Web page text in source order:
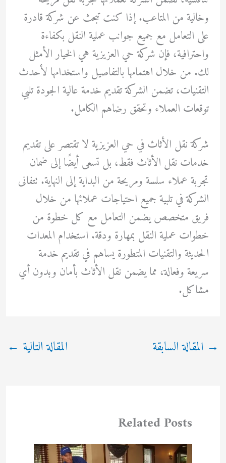
وخالية من المتاعب. إذا كنت تبحث عن شركة قادرة
على التعامل مع جميع جوانب عملية النقل بكفاءة
واحترافية، فإن شركة حي العزيزية هي الخيار الأمثل
لك. من خلال اهتمامها بالتفاصيل واستخدامها لأحدث
التقنيات، تضمن الشركة تقديم خدمة عالية الجودة تلبي
توقعات العملاء وتحقق رضاهم الكامل.
شركة نقل الأثاث في حي العزيزية لا تقتصر على تقديم
خدمات نقل الأثاث فقط، بل تسعى أيضًا إلى ضمان
تجربة عملاء سلسة ومريحة من البداية إلى النهاية. تتفانى
الشركة في تلبية جميع احتياجات عملائها من خلال
فريق متخصص يضمن التعامل مع كل خطوة من
خطوات عملية النقل بمهارة ودقة. استخدام المعدات
الحديثة والتقنيات المتطورة يساهم في تقديم خدمة
سريعة وفعالة، مما يضمن نقل الأثاث بأمان وبدون أي
مشاكل.
→ المقالة السابقة المقالة التالية ←
Related Posts